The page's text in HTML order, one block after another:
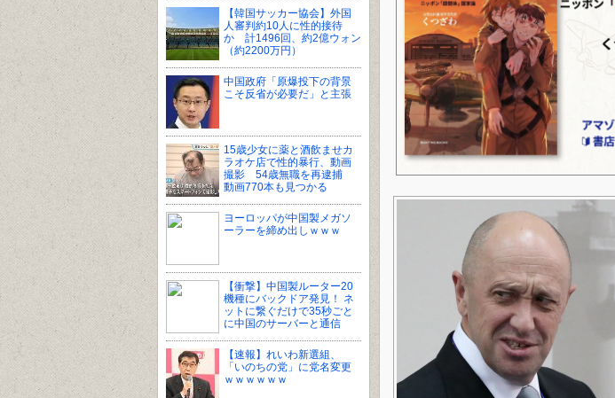
【韓国サッカー協会】外国
人審判約10人に性的接待
か 計1496回、約2億ウォン
（約2200万円）
中国政府「原爆投下の背景
こそ反省が必要だ」と主張
15歳少女に薬と酒飲ませカ
ラオケ店で性的暴行、動画
撮影 54歳無職を再逮捕
動画770本も見つかる
ヨーロッパが中国製メガソ
ーラーを締め出しｗｗｗ
【衝撃】中国製ルーター20
機種にバックドア発見！ ネ
ットに繋ぐだけで35秒ごと
に中国のサーバーと通信
【速報】れいわ新選組、
「いのちの党」に党名変更
ｗｗｗｗｗｗ